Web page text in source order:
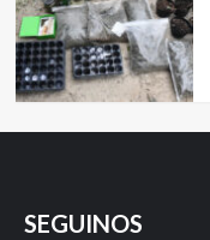
SEGUINOS